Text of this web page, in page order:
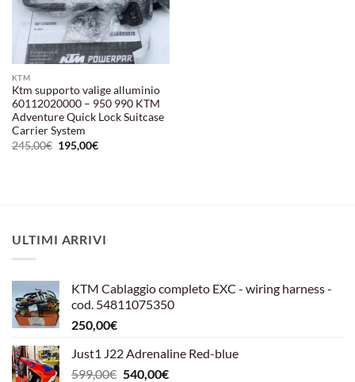
KTM
Ktm supporto valige alluminio
60112020000 – 950 990 KTM
Adventure Quick Lock Suitcase
Carrier System
245,00€ Il
prezzo
195,00€Il
ULTIMI ARRIVI
KTM Cablaggio completo EXC - wiring harness -
cod. 54811075350
250,00€
Just1 J22 Adrenaline Red-blue
599,00€ Il
540,00€Il